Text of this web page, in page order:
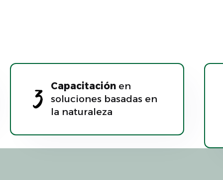
Capacitación en
soluciones basadas en
la naturaleza